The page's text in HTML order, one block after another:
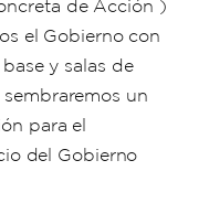
de Acción )
el Gobierno con
y salas de
un
para el
del Gobierno